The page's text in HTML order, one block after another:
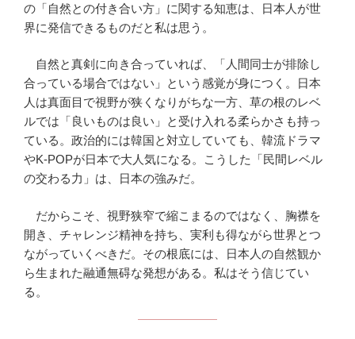
の「自然との付き合い方」に関する知恵は、日本人が世
界に発信できるものだと私は思う。
自然と真剣に向き合っていれば、「人間同士が排除し
合っている場合ではない」という感覚が身につく。日本
人は真面目で視野が狭くなりがちな一方、草の根のレベ
ルでは「良いものは良い」と受け入れる柔らかさも持っ
ている。政治的には韓国と対立していても、韓流ドラマ
やK-POPが日本で大人気になる。こうした「民間レベル
の交わる力」は、日本の強みだ。
だからこそ、視野狭窄で縮こまるのではなく、胸襟を
開き、チャレンジ精神を持ち、実利も得ながら世界とつ
ながっていくべきだ。その根底には、日本人の自然観か
ら生まれた融通無碍な発想がある。私はそう信じてい
る。